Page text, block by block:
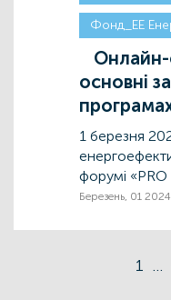
Фонд_ЕЕ
Онлайн-
основні
1 березня
форумі
Березень, 01 2024
1 …